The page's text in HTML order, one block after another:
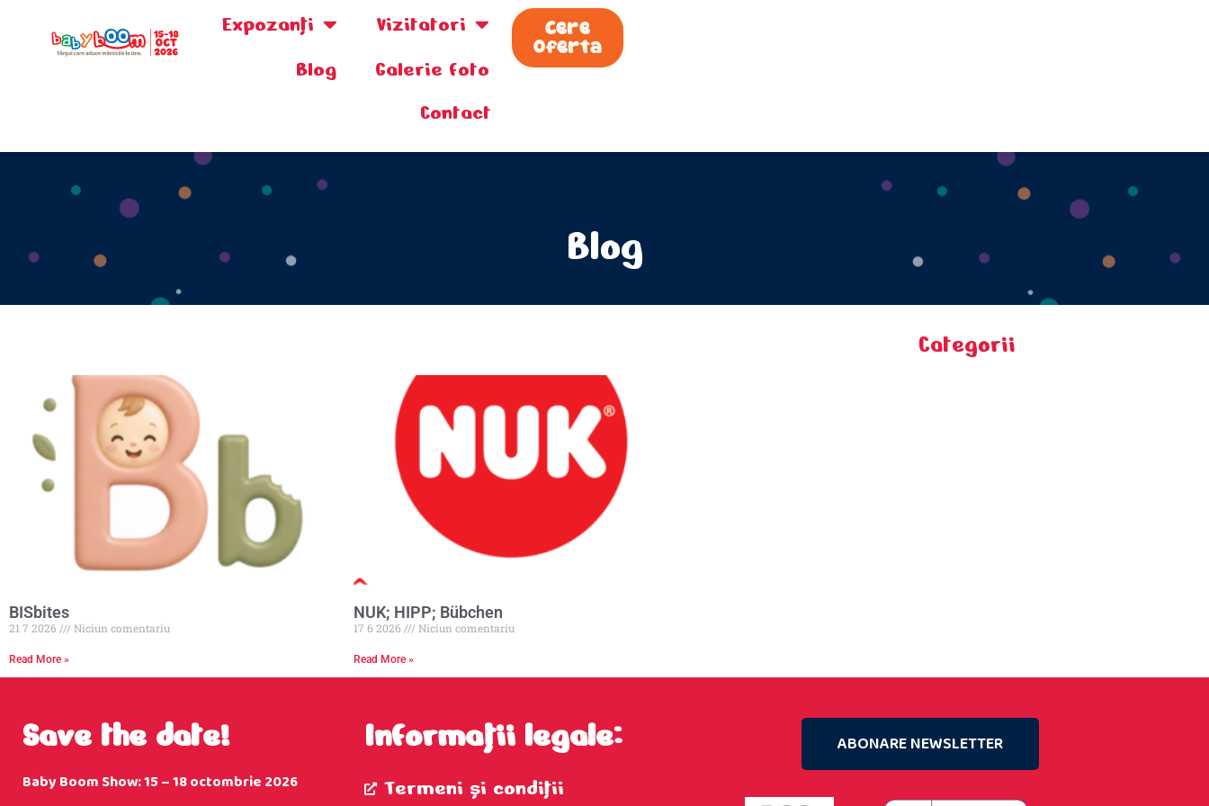
Expozanţi
Vizitatori
Blog
Galerie foto
Contact
Cere
Oferta
Blog
Categorii
BISbites
21 7 2026 Niciun comentariu
Read More »
NUK; HIPP; Bübchen
17 6 2026 Niciun comentariu
Read More »
Save the date!
Baby Boom Show: 15 – 18 octombrie 2026
Informații legale:
Termeni şi condiţii
ABONARE NEWSLETTER